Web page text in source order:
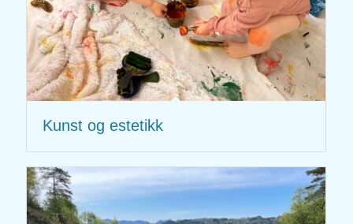
Kunst og estetikk